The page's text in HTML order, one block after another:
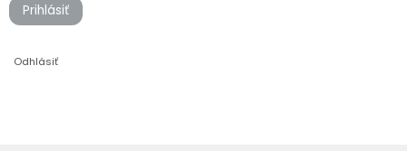
Prihlásiť
Odhlásiť